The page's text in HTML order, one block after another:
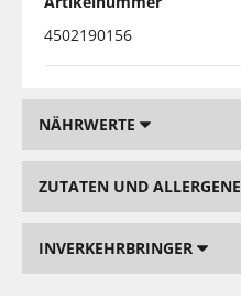
4502190156
NÄHRWERTE
ZUTATEN UND ALLERGENE
INVERKEHRBRINGER